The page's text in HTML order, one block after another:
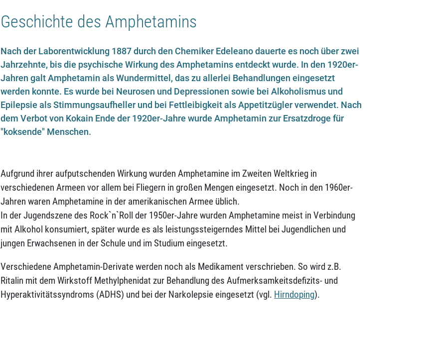
Geschichte des Amphetamins
Nach der Laborentwicklung 1887 durch den Chemiker Edeleano dauerte es noch über zwei
Jahrzehnte, bis die psychische Wirkung des Amphetamins entdeckt wurde. In den 1920er-
Jahren galt Amphetamin als Wundermittel, das zu allerlei Behandlungen eingesetzt
werden konnte. Es wurde bei Neurosen und Depressionen sowie bei Alkoholismus und
Epilepsie als Stimmungsaufheller und bei Fettleibigkeit als Appetitzügler verwendet. Nach
dem Verbot von Kokain Ende der 1920er-Jahre wurde Amphetamin zur Ersatzdroge für
"koksende" Menschen.
Aufgrund ihrer aufputschenden Wirkung wurden Amphetamine im Zweiten Weltkrieg in
verschiedenen Armeen vor allem bei Fliegern in großen Mengen eingesetzt. Noch in den 1960er-
Jahren waren Amphetamine in der amerikanischen Armee üblich.
In der Jugendszene des Rock`n`Roll der 1950er-Jahre wurden Amphetamine meist in Verbindung
mit Alkohol konsumiert, später wurde es als leistungssteigerndes Mittel bei Jugendlichen und
jungen Erwachsenen in der Schule und im Studium eingesetzt.
Verschiedene Amphetamin-Derivate werden noch als Medikament verschrieben. So wird z.B.
Ritalin mit dem Wirkstoff Methylphenidat zur Behandlung des Aufmerksamkeitsdefizits- und
Hyperaktivitätssyndroms (ADHS) und bei der Narkolepsie eingesetzt (vgl. Hirndoping).